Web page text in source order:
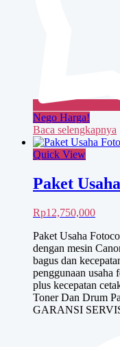
Nego Harga!
Baca selengkapnya
Quick View
Paket
Rp12,750,000
Paket Usaha
dengan mesin
bagus dan
penggunaan usaha
plus kecepatan
Toner Dan Drum
GARANSI